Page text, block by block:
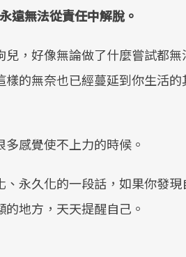
遠無法從責任中解脫。
，好像無論做了什麼嘗試都無
的無奈也已經蔓延到你生活
感覺使不上力的時候。
永久化的一段話，如果你發
地方，天天提醒自己。